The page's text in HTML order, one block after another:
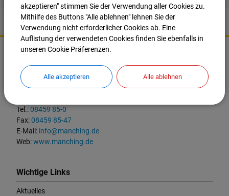
Ingolstädter Straße 2
85077 Manching
Tel.:08459 85-0
Fax:08459 85-47
E-Mail: info@manching.de
Web:www.manching.de
Wichtige Links
Aktuelles
akzeptieren" stimmen Sie der Verwendung aller Cookies zu.
Mithilfe des Buttons "Alle ablehnen" lehnen Sie der
Verwendung nicht erforderlicher Cookies ab. Eine
Auflistung der verwendeten Cookies finden Sie ebenfalls in
unseren Cookie Präferenzen.
Alle akzeptieren Alle ablehnen